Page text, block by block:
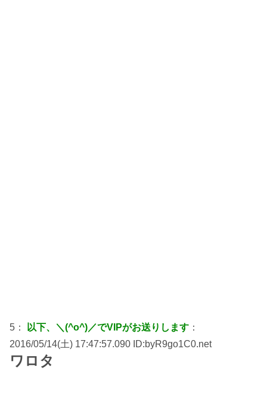
5： 以下、＼(^o^)／でVIPがお送りします ：
2016/05/14(土) 17:47:57.090 ID:byR9go1C0.net
ワロタ